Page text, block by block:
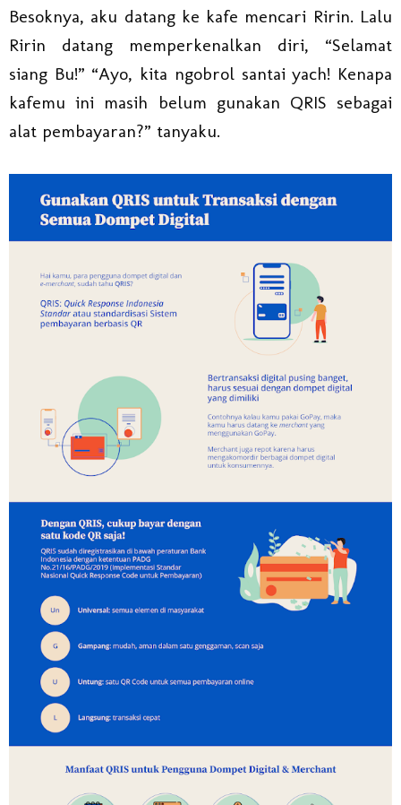
Besoknya, aku datang ke kafe mencari Ririn. Lalu
Ririn datang memperkenalkan diri, “Selamat
siang Bu!” “Ayo, kita ngobrol santai yach! Kenapa
kafemu ini masih belum gunakan QRIS sebagai
alat pembayaran?” tanyaku.